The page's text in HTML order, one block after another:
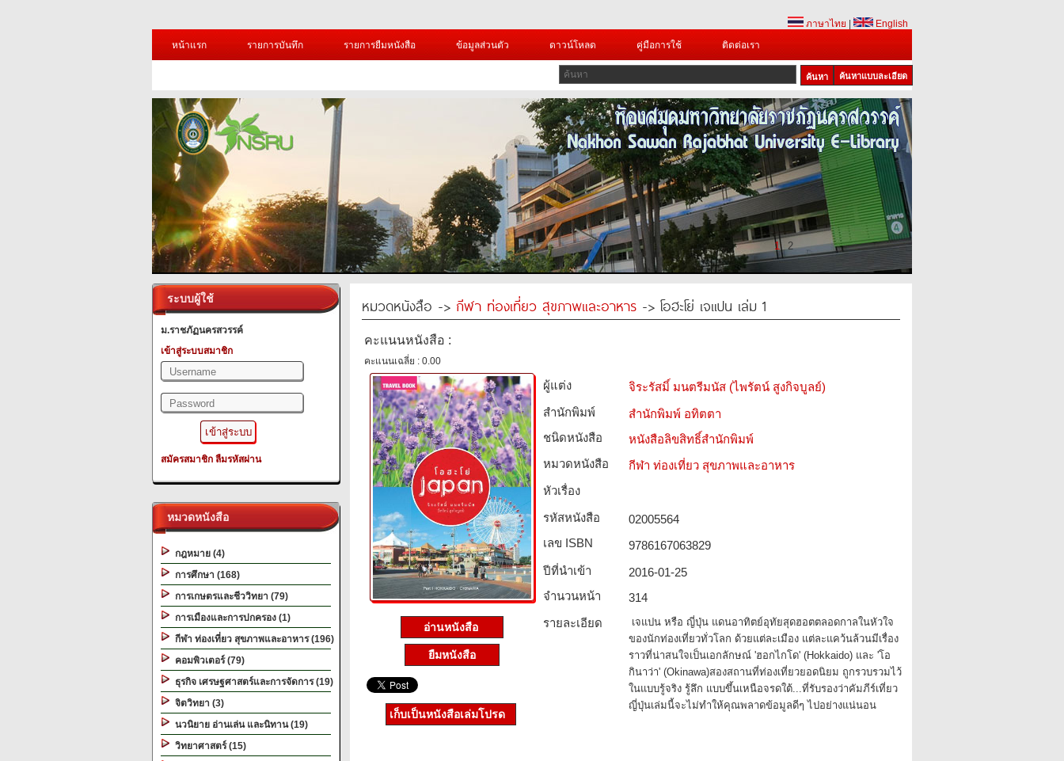
ภาษาไทย
English
หน้าแรก
รายการบันทึก รายการยืมหนังสือ ข้อมูลส่วนตัว ดาวน์โหลด คู่มือการใช้ ติดต่อเรา
ค้นหาแบบละเอียด
1 2
ระบบผู้ใช้
ม.ราชภัฏนครสวรรค์
เข้าสู่ระบบสมาชิก
สมัครสมาชิก ลืมรหัสผ่าน
หมวดหนังสือ
กฎหมาย (4)
การศึกษา (168)
การเกษตรและชีววิทยา (79)
การเมืองและการปกครอง (1)
กีฬา ท่องเที่ยว สุขภาพและอาหาร (196)
คอมพิวเตอร์ (79)
ธุรกิจ เศรษฐศาสตร์และการจัดการ (19)
จิตวิทยา (3)
นวนิยาย อ่านเล่น และนิทาน (19)
วิทยาศาสตร์ (15)
หมวดหนังสือ -> กีฬา ท่องเที่ยว สุขภาพและอาหาร -> โอฮะโย่ เจแปน เล่ม 1
คะแนนหนังสือ :
คะแนนเฉลี่ย : 0.00
อ่านหนังสือ
ยืมหนังสือ
ผู้แต่ง
จิระรัสมิ์ มนตรีมนัส (ไพรัตน์ สูงกิจบูลย์)
สำนักพิมพ์
สำนักพิมพ์ อทิตตา
ชนิดหนังสือ­
หนังสือลิขสิทธิ์สำนักพิมพ์
หมวดหนังสือ­
กีฬา ท่องเที่ยว สุขภาพและอาหาร
หัวเรื่อง
รหัสหนังสือ­
02005564
เลข ISBN
9786167063829
ปีที่นำเข้า
2016-01-25
จำนวนหน้า
314
รายละเอียด
เจแปน หรือ ญี่ปุ่น แดนอาทิตย์อุทัยสุดฮอตตลอดกาลในหัวใจ
ของนักท่องเที่ยวทั่วโลก ด้วยแต่ละเมือง แต่ละแคว้นล้วนมีเรื่อง
ราวที่น่าสนใจเป็นเอกลักษณ์ 'ฮอกไกโด' (Hokkaido) และ 'โอ
กินาว่า' (Okinawa)สองสถานที่ท่องเที่ยวยอดนิยม ถูกรวบรวมไว้
ในแบบรู้จริง รู้ลึก แบบขึ้นเหนือจรดใต้...ที่รับรองว่าคัมภีร์เที่ยว
ญี่ปุ่นเล่มนี้จะไม่ทำให้คุณพลาดข้อมูลดีๆ ไปอย่างแน่นอน
เก็บเป็นหนังสือเล่มโปรด